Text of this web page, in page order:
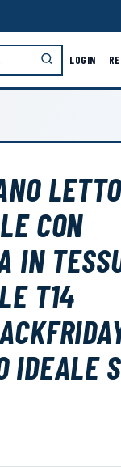
LOGIN
LETTO
CON
IN
T14
IDEALE